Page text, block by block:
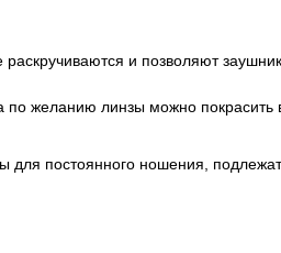
и позволяют
желанию линзы можно покрасить
для постоянного ношения,